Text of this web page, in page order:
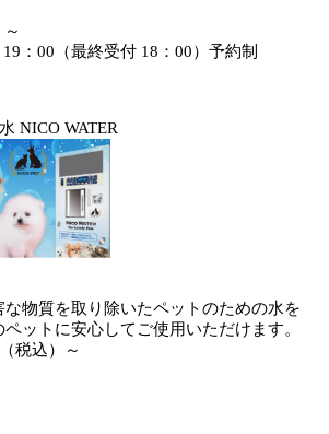
：00（最終受付 18：00）予約制
NICO WATER
物質を取り除いたペットのための水を
ットに安心してご使用いただけます。
税込）～